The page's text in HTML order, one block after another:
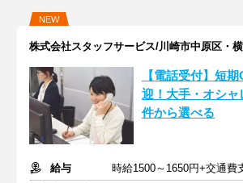
NEW
株式会社スタッフサービス/川崎市中原区・横
【電話受付】短
迎！大手・オシ
件から選べる
給与
時給1500～1650円+交通費